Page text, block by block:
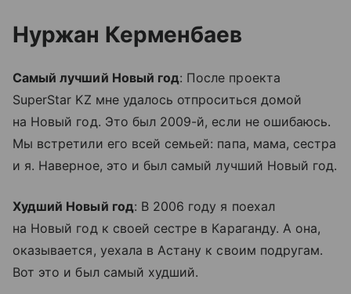
Нуржан Керменбаев
Самый лучший Новый год: После проекта
SuperStar KZ мне удалось отпроситься домой
на Новый год. Это был 2009-й, если не ошибаюсь.
Мы встретили его всей семьей: папа, мама, сестра
и я. Наверное, это и был самый лучший Новый год.
Худший Новый год: В 2006 году я поехал
на Новый год к своей сестре в Караганду. А она,
оказывается, уехала в Астану к своим подругам.
Вот это и был самый худший.